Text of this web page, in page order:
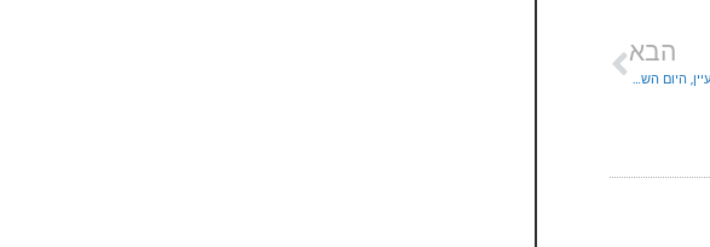
הבא
ממשיכים את דרכה של רינה שנרב הי"ד: "הם לא הגיעו למעיין, היום השלמנו את המסע"